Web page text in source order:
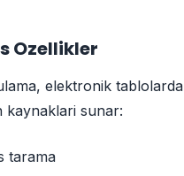
Ozellikler
elektronik tablolarda
kaynaklari sunar:
tarama